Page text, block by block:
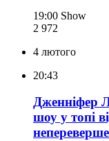
19:00 Show
2 972
4 лютого
20:43
Дженніфер
шоу у топі